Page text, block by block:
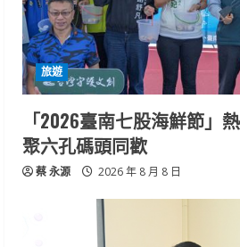
旅遊
「2026臺南七股海鮮節」
聚六孔碼頭同歡
蔡 永源 2026 年 8 月 8 日